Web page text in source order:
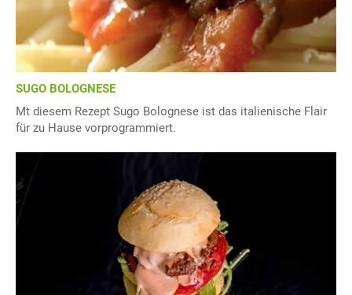
SUGO BOLOGNESE
Mt diesem Rezept Sugo Bolognese ist das italienische Flair
für zu Hause vorprogrammiert.